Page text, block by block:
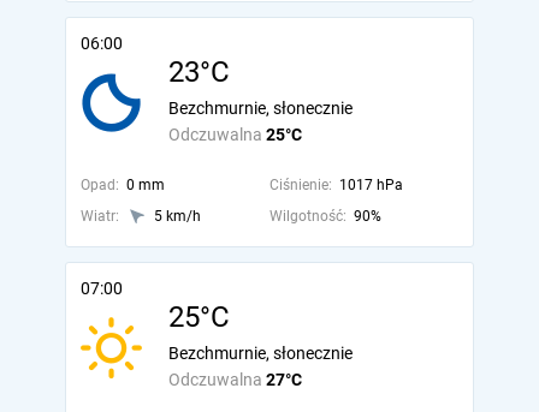
06:00
23°C
Odczuwalna 25°C
Bezchmurnie, słonecznie
Opad: 0 mm Ciśnienie: 1017 hPa
Wiatr:
5 km/h Wilgotność: 90%
07:00
25°C
Odczuwalna 27°C
Bezchmurnie, słonecznie